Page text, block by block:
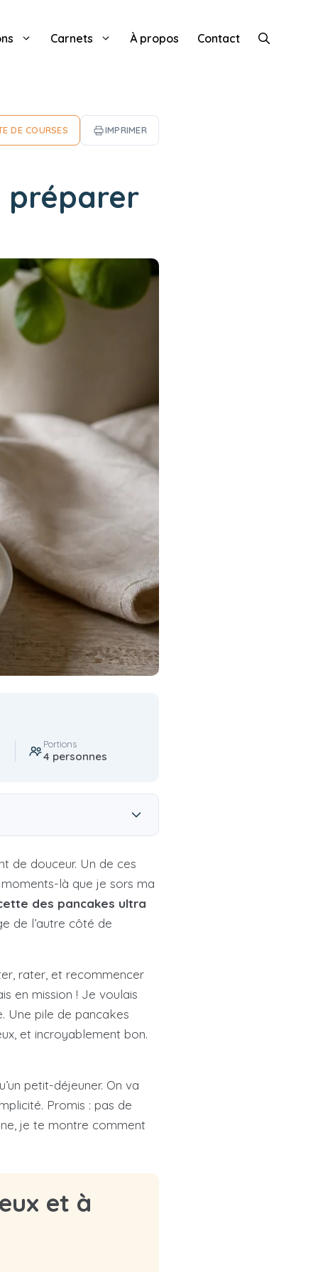
Carnets À propos Contact
préparer
DE COURSES IMPRIMER
Portions
4 personnes
de douceur. Un de ces
là que je sors ma
des pancakes ultra
de l’autre côté de
rater, et recommencer
en mission ! Je voulais
Une pile de pancakes
et incroyablement bon.
petit-déjeuner. On va
Promis : pas de
je te montre comment
et à